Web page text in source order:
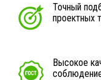
Точный
проектных
Высокое